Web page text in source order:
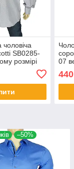
чоловіча
SB0285-
розмірі
07
440
–50%